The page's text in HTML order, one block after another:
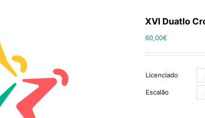
XVI Duatlo
60,00€
Licenciado
Escalão